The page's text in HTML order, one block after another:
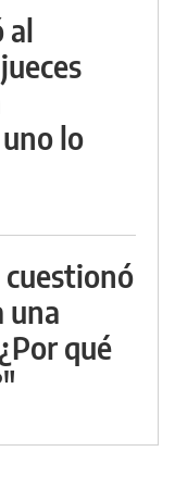
al
lo
cuestionó
una
qué